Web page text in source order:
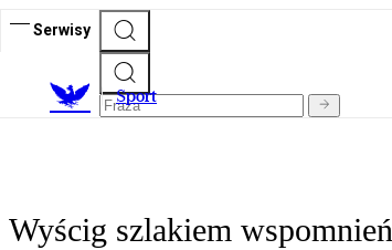
Serwisy
Sport
Wyścig szlakiem wspomnień